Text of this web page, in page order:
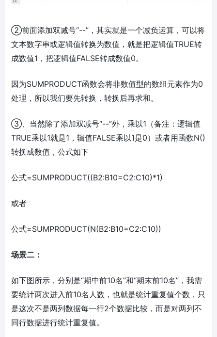
②前面添加双减号“--”，其实就是一个减负运算，可以将
文本数字串或逻辑值转换为数值，就是把逻辑值TRUE转
成数值1，把逻辑值FALSE转成数值0。
因为SUMPRODUCT函数会将非数值型的数组元素作为0
处理，所以我们要先转换，转换后再求和。
③、当然除了添加双减号“--”外，乘以1（备注：逻辑值
TRUE乘以1就是1，辑值FALSE乘以1是0）或者用函数N()
转换成数值，公式如下
公式=SUMPRODUCT((B2:B10=C2:C10)*1)
或者
公式=SUMPRODUCT(N(B2:B10=C2:C10))
场景二：
如下图所示，分别是“期中前10名”和“期末前10名”，我需
要统计两次进入前10名人数，也就是统计重复值个数，只
是这次不是两列数据每一行2个数据比较，而是对两列不
同行数据进行统计重复值。